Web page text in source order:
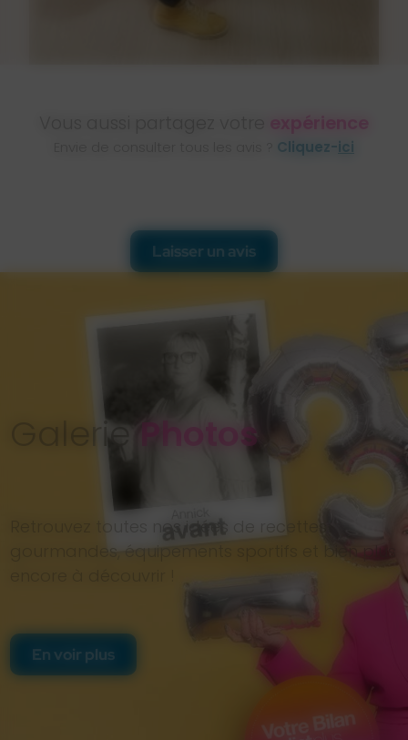
expérience
Cliquez- ici
Laisser un avis
GaleriePhotos
Retrouvez toutes nos idées de recettes
gourmandes, équipements sportifs et bien plus
En voir plus